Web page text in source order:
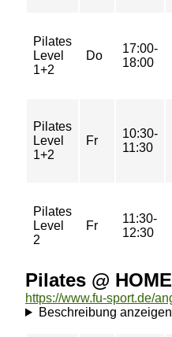
Pilates
Level
1+2
Do
17:00-
18:00
Pilates
Level
1+2
Fr
10:30-
11:30
Pilates
Level
2
Fr
11:30-
12:30
Pilates @ HOME
Beschreibung anzeigen